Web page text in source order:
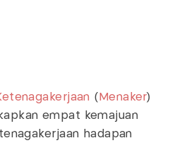
( Menaker)
empat kemajuan
hadapan